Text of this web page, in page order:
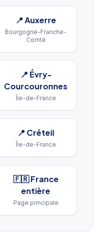
📍Auxerre
Bourgogne-Franche-
Comté
📍 Évry-
Courcouronnes
Île-de-France
📍 Créteil
Île-de-France
🇫🇷 France
entière
Page principale